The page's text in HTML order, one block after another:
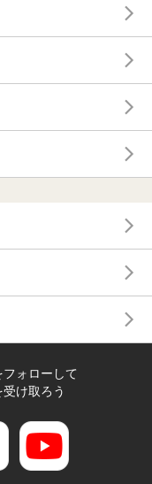
ォローして
け取ろう